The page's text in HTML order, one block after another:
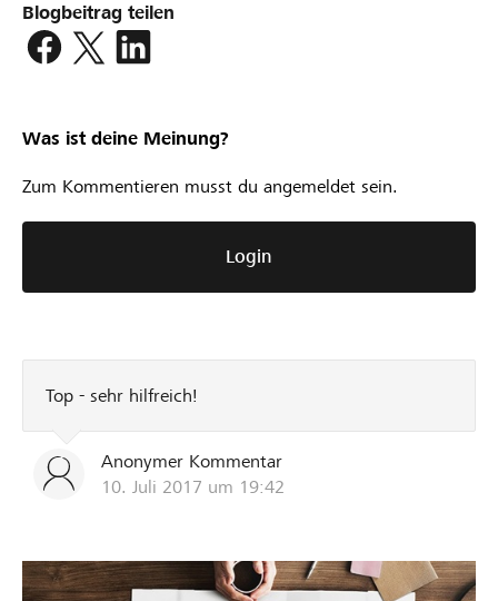
Blogbeitrag teilen
Was ist deine Meinung?
Zum Kommentieren musst du angemeldet sein.
Login
Top - sehr hilfreich!
Anonymer Kommentar
10. Juli 2017 um 19:42